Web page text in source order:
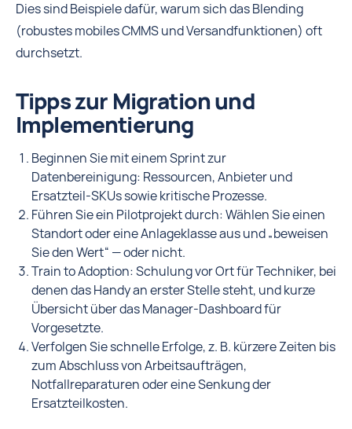
Dies sind Beispiele dafür, warum sich das Blending
(robustes mobiles CMMS und Versandfunktionen) oft
durchsetzt.
Tipps zur Migration und
Implementierung
Beginnen Sie mit einem Sprint zur
Datenbereinigung: Ressourcen, Anbieter und
Ersatzteil-SKUs sowie kritische Prozesse.
Führen Sie ein Pilotprojekt durch: Wählen Sie einen
Standort oder eine Anlageklasse aus und „beweisen
Sie den Wert“ — oder nicht.
Train to Adoption: Schulung vor Ort für Techniker, bei
denen das Handy an erster Stelle steht, und kurze
Übersicht über das Manager-Dashboard für
Vorgesetzte.
Verfolgen Sie schnelle Erfolge, z. B. kürzere Zeiten bis
zum Abschluss von Arbeitsaufträgen,
Notfallreparaturen oder eine Senkung der
Ersatzteilkosten.